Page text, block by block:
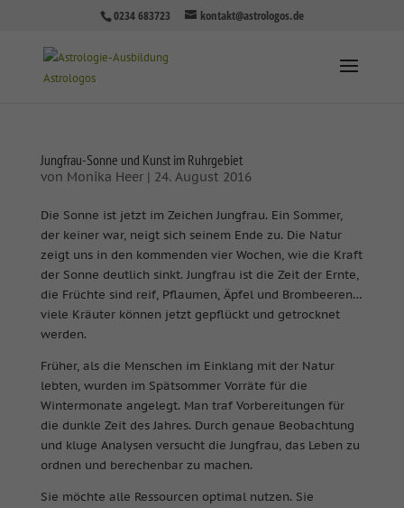
0234 683723 kontakt@astrologos.de
Jungfrau-Sonne und Kunst im Ruhrgebiet
von Monika Heer| 24. August 2016
Die Sonne ist jetzt im Zeichen Jungfrau. Ein Sommer,
der keiner war, neigt sich seinem Ende zu. Die Natur
zeigt uns in den kommenden vier Wochen, wie die Kraft
der Sonne deutlich sinkt. Jungfrau ist die Zeit der Ernte,
die Früchte sind reif, Pflaumen, Äpfel und Brombeeren…
viele Kräuter können jetzt gepflückt und getrocknet
werden.
Früher, als die Menschen im Einklang mit der Natur
lebten, wurden im Spätsommer Vorräte für die
Wintermonate angelegt. Man traf Vorbereitungen für
die dunkle Zeit des Jahres. Durch genaue Beobachtung
und kluge Analysen versucht die Jungfrau, das Leben zu
ordnen und berechenbar zu machen.
Sie möchte alle Ressourcen optimal nutzen. Sie